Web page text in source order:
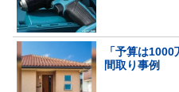
「予算は
間取り事例